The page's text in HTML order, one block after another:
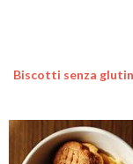
Biscotti senza